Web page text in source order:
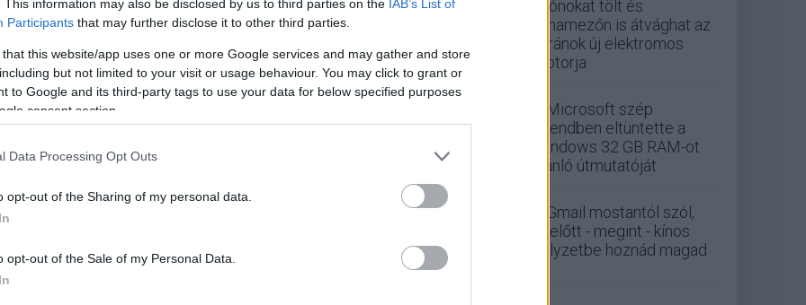
This information may also be disclosed by us to third parties on the IAB’s List of
Participants that may further disclose it to other third parties.
that this website/app uses one or more Google services and may gather and store
but not limited to your visit or usage behaviour. You may click to grant or
to Google and its third-party tags to use your data for below specified purposes
consent section.
Data Processing Opt Outs
opt-out of the Sharing of my personal data.
opt-out of the Sale of my Personal Data.
hagyja el az Apple-t, Abidur Chowdhury személyében
arcát veszíti el a cég.
egy évet az iPhone Air, nem lesz
Drónokat tölt és
aknamezőn is átvághat az
ukránok új elektromos
motorja
A Microsoft szép
csendben eltüntette a
Windows 32 GB RAM-ot
ajánló útmutatóját
A Gmail mostantól szól,
mielőtt - megint - kínos
helyzetbe hoznád magad